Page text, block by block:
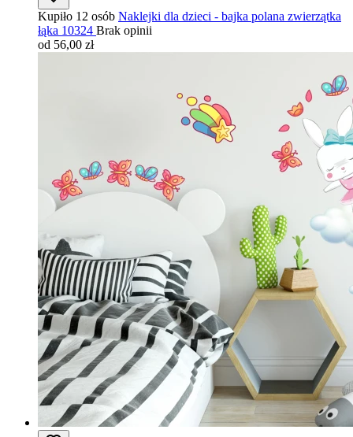
Kupiło 12 osób Naklejki dla dzieci - bajka polana zwierzątka
łąka 10324 Brak opinii
od 56,00 zł